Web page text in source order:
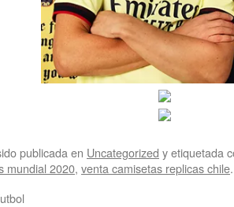
publicada en Uncategorized y etiquetada
mundial 2020, venta camisetas replicas chile